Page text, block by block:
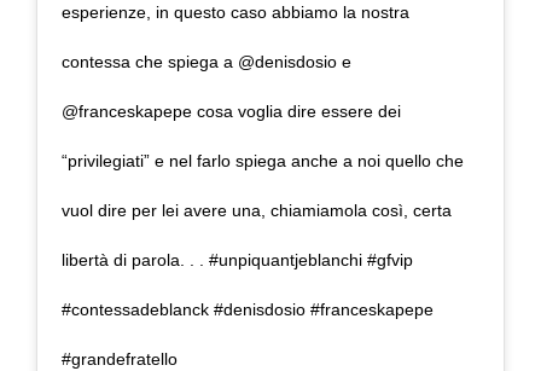
esperienze, in questo caso abbiamo la nostra
contessa che spiega a @denisdosio e
@franceskapepe cosa voglia dire essere dei
“privilegiati” e nel farlo spiega anche a noi quello che
vuol dire per lei avere una, chiamiamola così, certa
libertà di parola. . . #unpiquantjeblanchi #gfvip
#contessadeblanck #denisdosio #franceskapepe
#grandefratello